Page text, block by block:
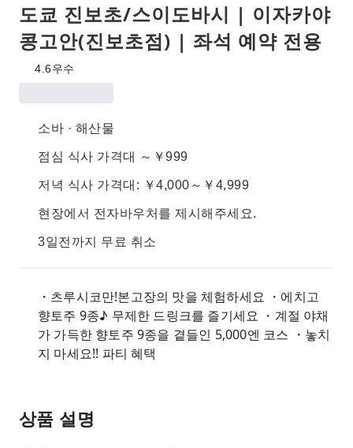
도쿄 진보초/스이도바시 | 이자카야
콩고안(진보초점) | 좌석 예약 전용
4.6우수
소바 · 해산물
점심 식사 가격대 ～￥999
저녁 식사 가격대: ￥4,000～￥4,999
현장에서 전자바우처를 제시해주세요.
3일전까지 무료 취소
・츠루시코만!본고장의 맛을 체험하세요 ・에치고
향토주 9종♪ 무제한 드링크를 즐기세요 ・계절 야채
가 가득한 향토주 9종을 곁들인 5,000엔 코스 ・놓치
지 마세요!! 파티 혜택
상품 설명